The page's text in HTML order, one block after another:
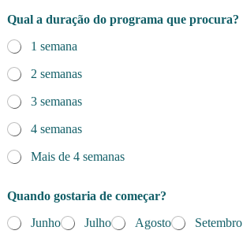
Qual a duração do programa que procura?
1 semana
2 semanas
3 semanas
4 semanas
Mais de 4 semanas
Quando gostaria de começar?
Junho
Julho Agosto Setembro